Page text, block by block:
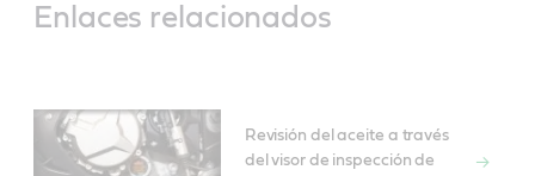
Enlaces relacionados
Revisión del aceite a través
del visor de inspección de